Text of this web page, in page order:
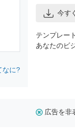
なに?
今す
テンプレー
あなたのビ
広告を非